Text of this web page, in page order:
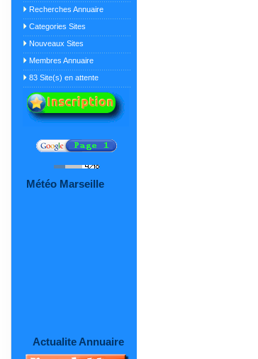
Recherches Annuaire
Categories Sites
Nouveaux Sites
Membres Annuaire
83 Site(s) en attente
Météo Marseille
Actualite Annuaire